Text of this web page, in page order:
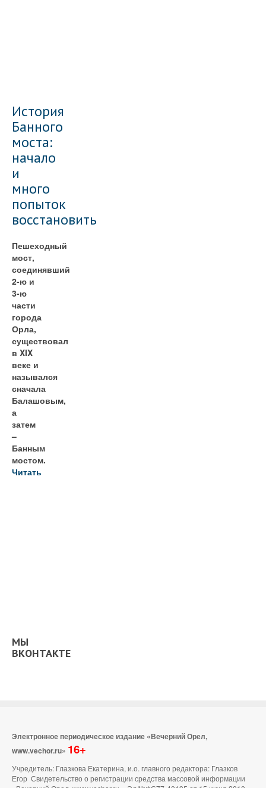
История
Банного
моста:
начало
и
много
попыток
восстановить
Пешеходный
мост,
соединявший
2-ю и
3-ю
части
города
Орла,
существовал
в XIX
веке и
назывался
сначала
Балашовым,
а
затем
–
Банным
мостом.
Читать
МЫ
ВКОНТАКТЕ
Электронное периодическое издание «Вечерний Орел,
www.vechor.ru» 16+
Учредитель: Глазкова Екатерина, и.о. главного редактора: Глазков
Егор Свидетельство о регистрации средства массовой информации